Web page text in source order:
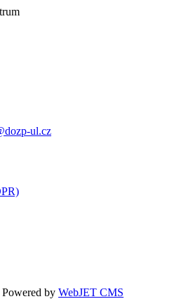
ul.cz
by WebJET CMS